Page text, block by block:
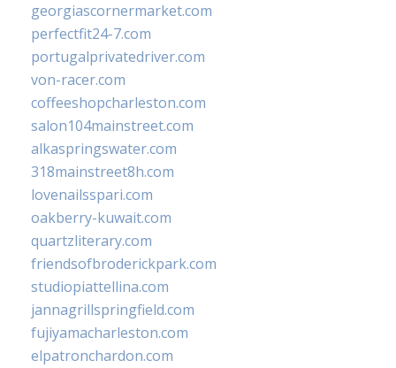
georgiascornermarket.com
perfectfit24-7.com
portugalprivatedriver.com
von-racer.com
coffeeshopcharleston.com
salon104mainstreet.com
alkaspringswater.com
318mainstreet8h.com
lovenailsspari.com
oakberry-kuwait.com
quartzliterary.com
friendsofbroderickpark.com
studiopiattellina.com
jannagrillspringfield.com
fujiyamacharleston.com
elpatronchardon.com